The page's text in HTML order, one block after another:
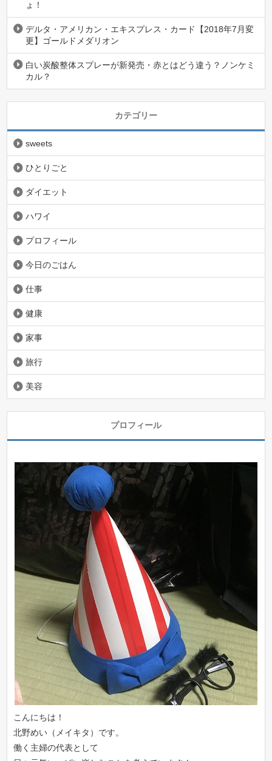
ょ！
デルタ・アメリカン・エキスプレス・カード【2018年7月変
更】ゴールドメダリオン
白い炭酸整体スプレーが新発売・赤とはどう違う？ノンケミ
カル？
カテゴリー
sweets
ひとりごと
ダイエット
ハワイ
プロフィール
今日のごはん
仕事
健康
家事
旅行
美容
プロフィール
こんにちは！
北野めい（メイキタ）です。
働く主婦の代表として